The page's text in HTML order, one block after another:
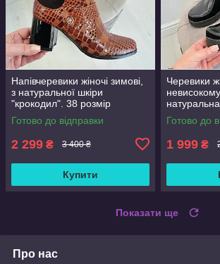
Напівчеревики жіночі зимові,
з натуральної шкіри
"крокодил". 38 розмір
Готово до відправки
2 299 ₴ 3 400 ₴
Купити
Черевики
невисокому
шкіра. 36
Готово до
1 999 ₴
Показати ще
Про нас